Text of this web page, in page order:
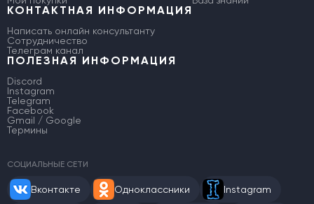
КОНТАКТНАЯ ИНФОРМАЦИЯ
Написать онлайн консультанту
Сотрудничество
Телеграм канал
ПОЛЕЗНАЯ ИНФОРМАЦИЯ
Discord
Instagram
Telegram
Facebook
Gmail / Google
Термины
СОЦИАЛЬНЫЕ СЕТИ
Вконтакте Одноклассники Instagram